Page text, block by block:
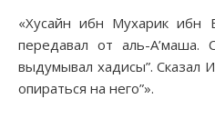
«Хусайн ибн Мухарик ибн
передавал от аль-А’маша.
выдумывал хадисы”. Сказал
опираться на него”».